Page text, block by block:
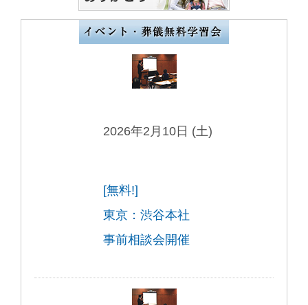
2026年2月10日 (土)
[無料!]
東京：渋谷本社
事前相談会開催